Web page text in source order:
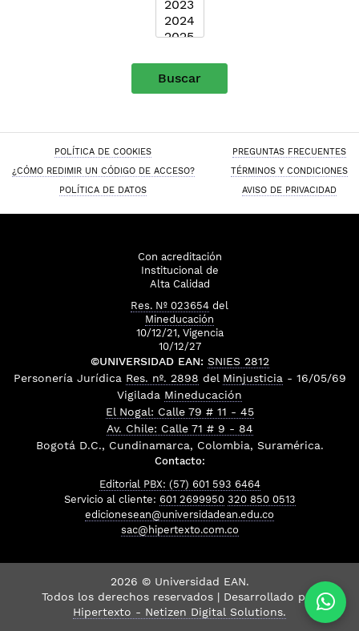
Buscar
POLÍTICA DE COOKIES
PREGUNTAS FRECUENTES
¿CÓMO REDIMIR UN CÓDIGO DE ACCESO?
TÉRMINOS Y CONDICIONES
POLÍTICA DE DATOS
AVISO DE PRIVACIDAD
Con acreditación
Institucional de
Alta Calidad
Res. Nº 023654 del
Mineducación
10/12/21, Vigencia
10/12/27
©UNIVERSIDAD EAN: SNIES 2812
Personería Jurídica Res. nº. 2898 del Minjusticia - 16/05/69
Vigilada Mineducación
El Nogal: Calle 79 # 11 - 45
Av. Chile: Calle 71 # 9 - 84
Bogotá D.C., Cundinamarca, Colombia, Suramérica.
Contacto:
Editorial PBX: (57) 601 593 6464
Servicio al cliente: 601 2699950 320 850 0513
edicionesean@universidadean.edu.co
sac@hipertexto.com.co
2026 © Universidad EAN.
Todos los derechos reservados | Desarrollado por
Hipertexto - Netizen Digital Solutions.